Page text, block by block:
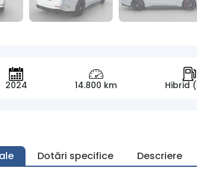
2024 14.800 km Hibrid
Dotări specifice Descriere